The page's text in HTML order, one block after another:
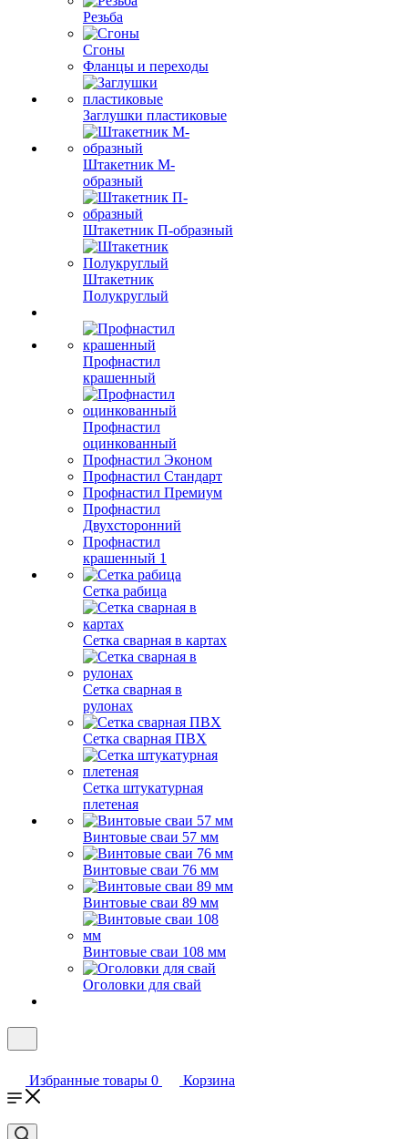
Резьба
Сгоны
Фланцы и переходы
Заглушки пластиковые
Штакетник М-
образный
Штакетник П-образный
Штакетник
Полукруглый
Профнастил
крашенный
Профнастил
оцинкованный
Профнастил Эконом
Профнастил Стандарт
Профнастил Премиум
Профнастил
Двухсторонний
Профнастил
крашенный 1
Сетка рабица
Сетка сварная в картах
Сетка сварная в
рулонах
Сетка сварная ПВХ
Сетка штукатурная
плетеная
Винтовые сваи 57 мм
Винтовые сваи 76 мм
Винтовые сваи 89 мм
Винтовые сваи 108 мм
Оголовки для свай
Избранные товары 0 Корзина